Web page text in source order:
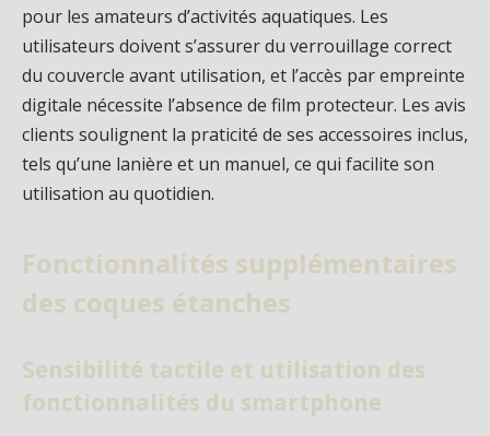
pour les amateurs d’activités aquatiques. Les
utilisateurs doivent s’assurer du verrouillage correct
du couvercle avant utilisation, et l’accès par empreinte
digitale nécessite l’absence de film protecteur. Les avis
clients soulignent la praticité de ses accessoires inclus,
tels qu’une lanière et un manuel, ce qui facilite son
utilisation au quotidien.
Fonctionnalités supplémentaires
des coques étanches
Sensibilité tactile et utilisation des
fonctionnalités du smartphone